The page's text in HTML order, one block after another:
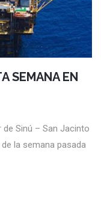
SEMANA EN
Sinú – San Jacinto
la semana pasada